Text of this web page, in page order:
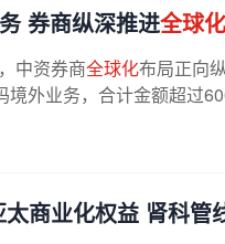
券商纵深推进全球化
中资券商全球化布局正向
外业务，合计金额超过
商业化权益 肾科管